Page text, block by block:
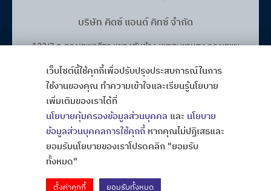
บริษัท คิดซ์ แอนด์ คิทซ์ จำกัด
122/3 ถ.กรุงเทพกรีฑา แขวงทับช้าง เขตสะพานสูง กรุงเทพฯ
โทร. 02-368-4106-7
Fax. 02-368-4105
Copyright © All Rights Thaibattlespiritsออกแบบเว็บไซต์
เว็บไซต์นี้ใช้คุกกี้เพื่อปรับปรุงประสบการณ์ในการ
ใช้งานของคุณ ทำความเข้าใจและเรียนรู้นโยบาย
เพิ่มเติมของเราได้ที่
นโยบายคุ้มครองข้อมูลส่วนบุคคล และ นโยบาย
ข้อมูลส่วนบุคคลการใช้คุกกี้หากคุณไม่ปฏิเสธและ
ยอมรับนโยบายของเราโปรดคลิก "ยอมรับ
ทั้งหมด"
ตั้งค่าคุกกี้ ยอมรับทั้งหมด